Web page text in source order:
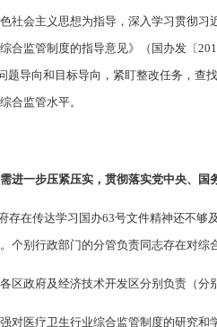
社会主义思想为指导，深入学习贯彻
合监管制度的指导意见》（国办发〔
题导向和目标导向，紧盯整改任务，
合监管水平。
进一步压紧压实，贯彻落实党中央、国
存在传达学习国办63号文件精神还不
个别行政部门的分管负责同志存在对
区政府及经济技术开发区分别负责（分
对医疗卫生行业综合监管制度的研究